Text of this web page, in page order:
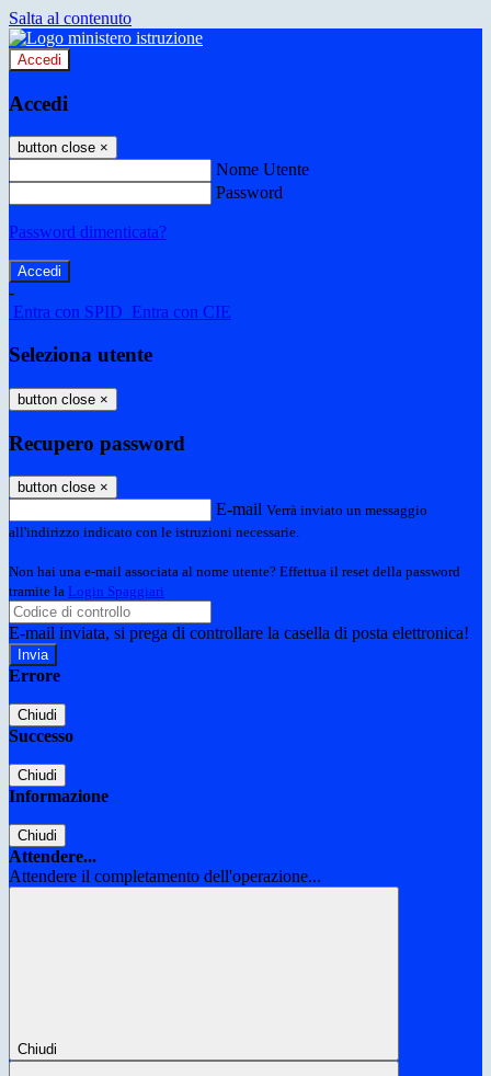
Salta al contenuto
Accedi
Accedi
button close ×
Nome Utente
Password
Password dimenticata?
-
Entra con SPID Entra con CIE
Seleziona utente
button close ×
Recupero password
button close ×
E-mail Verrà inviato un messaggio
all'indirizzo indicato con le istruzioni necessarie.
Non hai una e-mail associata al nome utente? Effettua il reset della password
tramite la Login Spaggiari
E-mail inviata, si prega di controllare la casella di posta elettronica!
Errore
Chiudi
Successo
Chiudi
Informazione
Chiudi
Attendere...
Attendere il completamento dell'operazione...
Chiudi